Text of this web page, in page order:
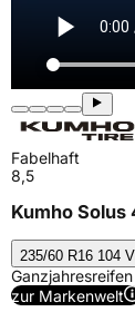
Fabelhaft
8,5
Kumho Solus
235/60 R16 104 V
zur Markenwelt